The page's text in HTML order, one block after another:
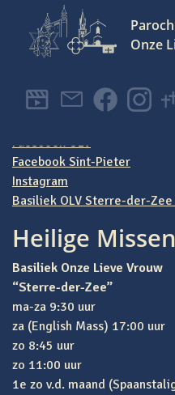
Hoofdnavigatie
Onze
OLV en Sint
Facebook OLV
Facebook Sint-Pieter
Instagram
Basiliek OLV Sterre-der-Zee
Heilige Missen
Basiliek Onze Lieve Vrouw
“Sterre-der-Zee”
ma-za 9:30 uur
za (English Mass) 17:00 uur
zo 8:45 uur
zo 11:00 uur
1e zo v.d. maand